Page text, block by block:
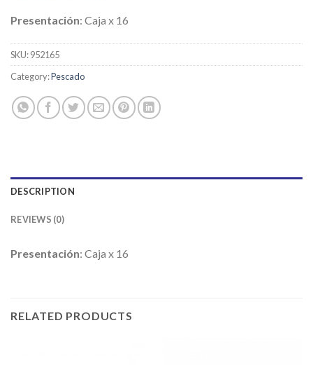
Presentación: Caja x 16
SKU:952165
Category:Pescado
DESCRIPTION
REVIEWS (0)
Presentación: Caja x 16
RELATED PRODUCTS